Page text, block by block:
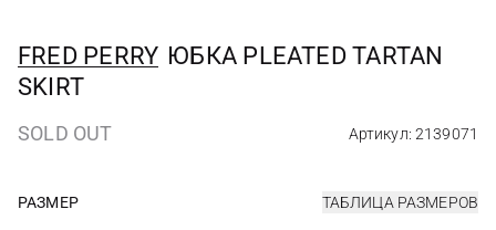
FRED PERRY ЮБКА PLEATED TARTAN
SKIRT
SOLD OUT Артикул: 2139071
РАЗМЕР ТАБЛИЦА РАЗМЕРОВ